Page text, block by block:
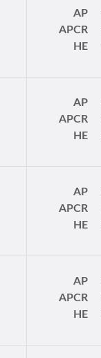
AP
APCR
HE
AP
APCR
HE
AP
APCR
HE
AP
APCR
HE